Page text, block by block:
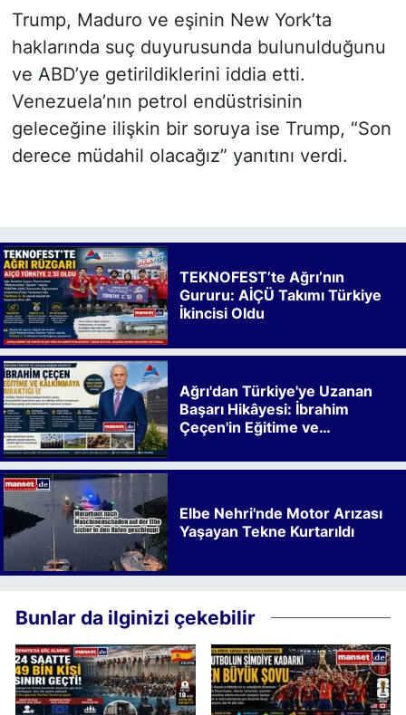
Trump, Maduro ve eşinin New York’ta
haklarında suç duyurusunda bulunulduğunu
ve ABD’ye getirildiklerini iddia etti.
Venezuela’nın petrol endüstrisinin
geleceğine ilişkin bir soruya ise Trump, “Son
derece müdahil olacağız” yanıtını verdi.
TEKNOFEST’te Ağrı’nın
Gururu: AİÇÜ Takımı Türkiye
İkincisi Oldu
Ağrı'dan Türkiye'ye Uzanan
Başarı Hikâyesi: İbrahim
Çeçen'in Eğitime ve
Elbe Nehri'nde Motor Arızası
Yaşayan Tekne Kurtarıldı
Bunlar da ilginizi çekebilir